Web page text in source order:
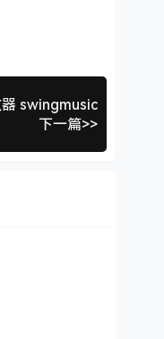
swingmusic
下一篇>>